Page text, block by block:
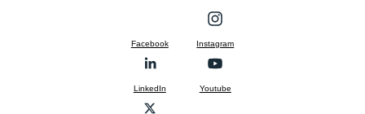
Facebook Instagram
LinkedIn Youtube